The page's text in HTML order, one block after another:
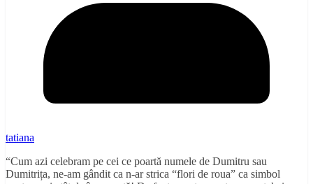
tatiana
“Cum azi celebram pe cei ce poartă numele de Dumitru sau
Dumitrița, ne-am gândit ca n-ar strica “flori de roua” ca simbol